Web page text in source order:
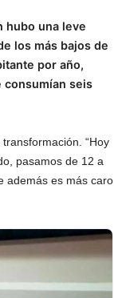
hubo una leve
los más bajos de
por año,
consumían seis
“Hoy
pasamos de 12 a
además es más caro